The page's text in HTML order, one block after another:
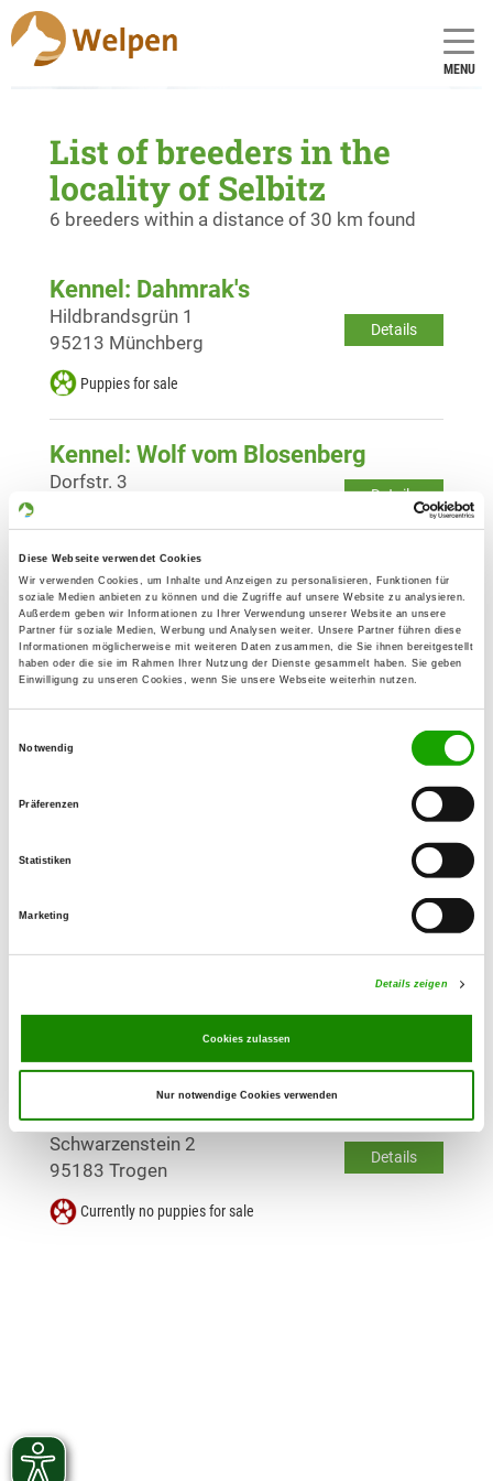
Diese Webseite verwendet Cookies
Wir verwenden Cookies, um Inhalte und Anzeigen zu personalisieren, Funktionen für
soziale Medien anbieten zu können und die Zugriffe auf unsere Website zu analysieren.
Außerdem geben wir Informationen zu Ihrer Verwendung unserer Website an unsere
Partner für soziale Medien, Werbung und Analysen weiter. Unsere Partner führen diese
Informationen möglicherweise mit weiteren Daten zusammen, die Sie ihnen bereitgestellt
haben oder die sie im Rahmen Ihrer Nutzung der Dienste gesammelt haben. Sie geben
Einwilligung zu unseren Cookies, wenn Sie unsere Webseite weiterhin nutzen.
Notwendig
Präferenzen
Statistiken
Marketing
Details zeigen
Cookies zulassen
Nur notwendige Cookies verwenden
MENU
List of breeders in the
locality of Selbitz
6 breeders within a distance of 30 km found
Kennel: Dahmrak's
Details
Hildbrandsgrün 1
95213 Münchberg
Puppies for sale
Kennel: Wolf vom Blosenberg
Details
Dorfstr. 3
Currently no puppies for sale
Kennel: von den zwölf Apostel
Details
Heinersberg 14
96365 Nordhalben
Currently no puppies for sale
Markersreuth 13
Kennel: von der guten Freundschaft
Details
Currently no puppies for sale
Kennel: vom Haus Schwarzenstein
Details
Schwarzenstein 2
95183 Trogen
Currently no puppies for sale